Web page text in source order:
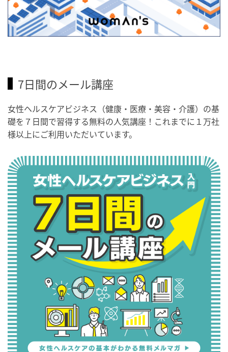
7日間のメール講座
女性ヘルスケアビジネス（健康・医療・美容・介護）の基
礎を７日間で習得する無料の人気講座！これまでに１万社
様以上にご利用いただいています。